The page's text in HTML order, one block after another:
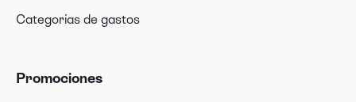
Categorías de gastos
Promociones